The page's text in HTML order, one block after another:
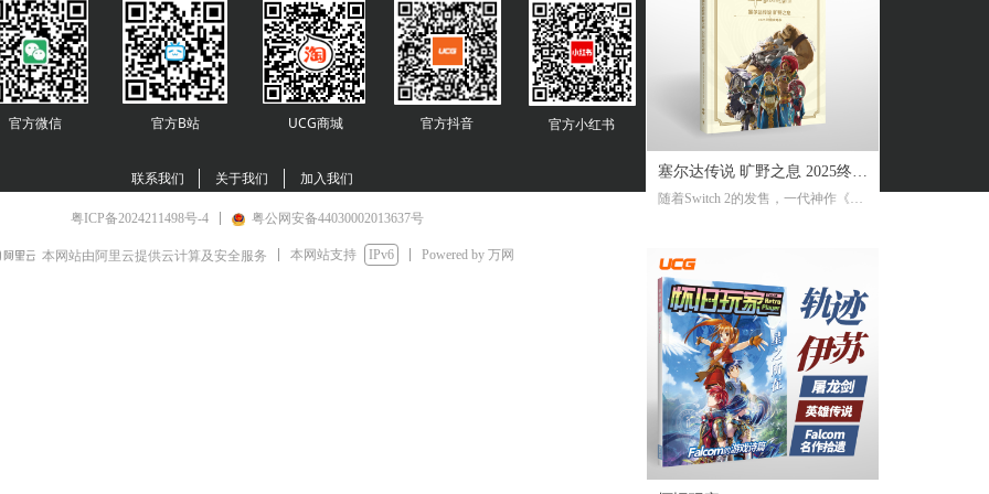
塞尔达传说 旷野之息 2025终极
攻略本
随着Switch 2的发售，一代神作《旷
受好评的完全攻略本基础上，增加
了16页全新内容，总页数达到了316
页。新增内容包括NS2版详解、ZEL
DA NOTES指南，以及新增的125个
塞尔达声之记忆的收集地图及其内
容！
官方B站
官方微信
联系我们 关于我们 加入我们
UCG商城 官方抖音 官方小红书
粤ICP备2024211498号-4 粤公网安备44030002013637号
本网站由阿里云提供云计算及安全服务 本网站支持 IPv6 Powered by 万网